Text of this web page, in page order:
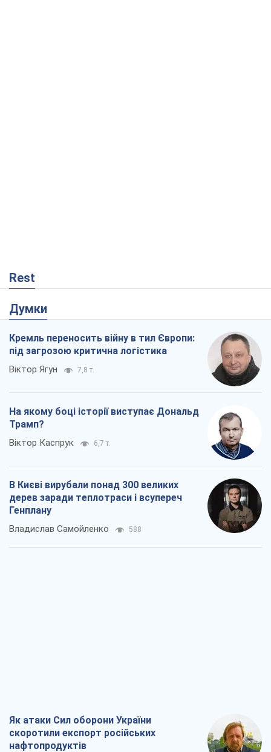
Rest
Думки
Кремль переносить війну в тил Європи:
під загрозою критична логістика
Віктор Ягун 7,8 т.
На якому боці історії виступає Дональд
Трамп?
Віктор Каспрук 6,7 т.
В Києві вирубали понад 300 великих
дерев заради теплотраси і всупереч
Генплану
Владислав Самойленко 588
Як атаки Сил оборони України
скоротили експорт російських
нафтопродуктів